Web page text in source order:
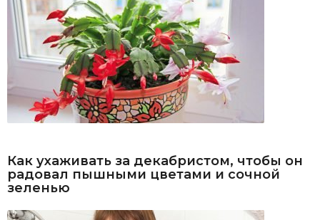
Как ухаживать за декабристом, чтобы он
радовал пышными цветами и сочной
зеленью